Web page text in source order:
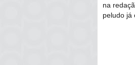
na
peludo já